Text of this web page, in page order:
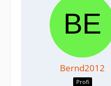
Bernd2012
Profi